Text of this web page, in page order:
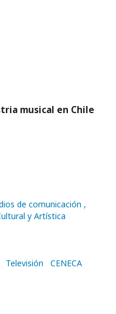
musical en Chile
de comunicación ,
y Artística
Televisión
CENECA